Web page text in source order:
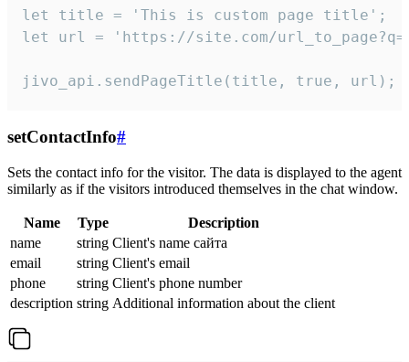
let title = 'This is custom page title';
let url = 'https://site.com/
jivo_api.sendPageTitle(title, true, url);
setContactInfo#
Sets the contact info for the visitor. The data is displayed to the agent
similarly as if the visitors introduced themselves in the chat window.
Name Type
Description
name
string Client's name сайта
email
string Client's email
phone
string Client's phone number
description string Additional information about the client